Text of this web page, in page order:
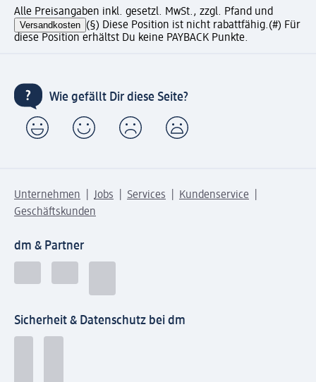
Alle Preisangaben inkl. gesetzl. MwSt., zzgl. Pfand und
Versandkosten (§) Diese Position ist nicht rabattfähig.(#) Für
diese Position erhältst Du keine PAYBACK Punkte.
Wie gefällt Dir diese Seite?
Unternehmen Jobs Services
Kundenservice
Geschäftskunden
dm & Partner
Sicherheit & Datenschutz bei dm